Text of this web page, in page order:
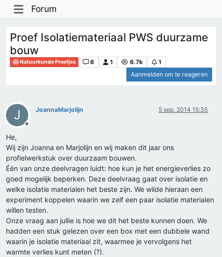
Forum
Proef Isolatiemateriaal PWS duurzame
bouw
Natuurkunde Proefjes 6 1 6.7k
1
Aanmelden om te reageren
J
Offline
JoannaMarjolijn 5 sep. 2014 15:35
He,
Wij zijn Joanna en Marjolijn en wij maken dit jaar ons
profielwerkstuk over duurzaam bouwen.
Één van onze deelvragen luidt: hoe kun je het energieverlies zo
goed mogelijk beperken. Deze deelvraag gaat over isolatie en
welke isolatie materialen het beste zijn. We wilde hieraan een
experiment koppelen waarin we zelf een paar isolatie materialen
willen testen.
Onze vraag aan jullie is hoe we dit het beste kunnen doen. We
hadden een stuk gelezen over een box met een dubbele wand
waarin je isolatie materiaal zit, waarmee je vervolgens het
warmte verlies kunt meten (?).